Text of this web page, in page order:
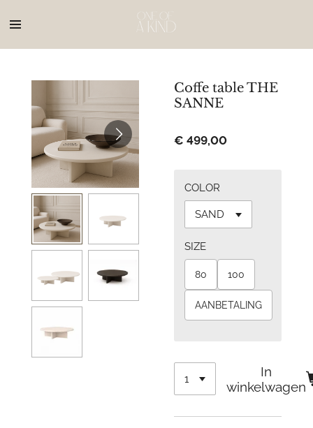
direct
Coffe table THE
SANNE
€ 499,00
COLOR
SIZE
80 100
AANBETALING
In
winkelwagen